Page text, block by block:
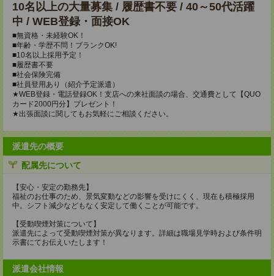
10名以上の大量募集 / 履歴書不要 / 40～50代活躍
中 / WEB登録・面接OK
■無資格・未経験OK！
■年齢・学歴不問！ブランクOK!
■10名以上採用予定！
■履歴書不要
■社会保険完備
■社員登用あり（紹介予定派遣）
★WEB登録・電話登録OK！支店への来社面談の場合、交通費として【QUO
カード2000円分】プレゼント！
★出張面談に関してもお気軽にご相談ください。
派遣先の概要
配属先について
【安心・安定の勤務先】
福祉のお仕事のため、景気変動などの影響を受けにくく、現在も積極採用
中。シフト減少などもなく安定して働くことが可能です。
【受動喫煙対策について】
派遣先によって受動喫煙対策が異なります。詳細は職場見学時および条件明
示書にてお伝えいたします！
派遣会社情報